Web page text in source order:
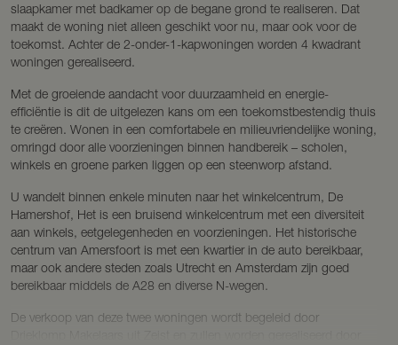
slaapkamer met badkamer op de begane grond te realiseren. Dat
maakt de woning niet alleen geschikt voor nu, maar ook voor de
toekomst. Achter de 2-onder-1-kapwoningen worden 4 kwadrant
woningen gerealiseerd.
Met de groeiende aandacht voor duurzaamheid en energie-
efficiëntie is dit de uitgelezen kans om een toekomstbestendig thuis
te creëren. Wonen in een comfortabele en milieuvriendelijke woning,
omringd door alle voorzieningen binnen handbereik – scholen,
winkels en groene parken liggen op een steenworp afstand.
U wandelt binnen enkele minuten naar het winkelcentrum, De
Hamershof, Het is een bruisend winkelcentrum met een diversiteit
aan winkels, eetgelegenheden en voorzieningen. Het historische
centrum van Amersfoort is met een kwartier in de auto bereikbaar,
maar ook andere steden zoals Utrecht en Amsterdam zijn goed
bereikbaar middels de A28 en diverse N-wegen.
De verkoop van deze twee woningen wordt begeleid door